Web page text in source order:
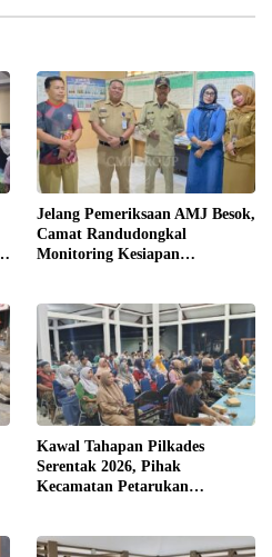
Jelang Pemeriksaan AMJ Besok,
Camat Randudongkal
Monitoring Kesiapan
Kawal Tahapan Pilkades
Serentak 2026, Pihak
Kecamatan Petarukan